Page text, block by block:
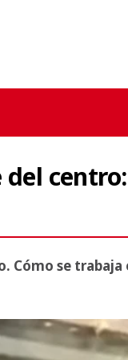
centro:
Cómo se trabaja